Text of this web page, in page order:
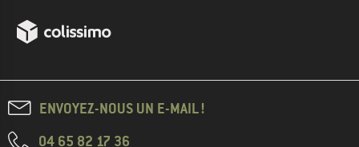
ENVOYEZ-NOUS UN E-MAIL !
04 65 82 17 36